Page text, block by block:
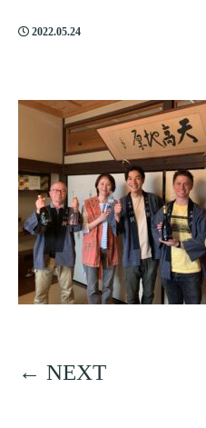
2022.05.24